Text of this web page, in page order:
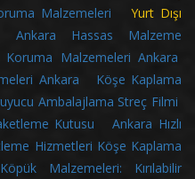
Malzemeleri Yurt Dışı
Ankara Hassas Malzeme
Malzemeleri Ankara
Ankara
Köşe Kaplama
Ambalajlama Streç Filmi
Kutusu
Ankara Hızlı
Hizmetleri Köşe Kaplama
Malzemeleri: Kırılabilir